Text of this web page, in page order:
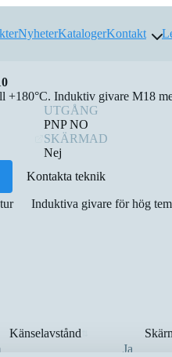
NyheterKatalogerKontakt
+180°C. Induktiv givare M18
UTGÅNG
PNP NO
SKÄRMAD
Nej
Kontakta teknik
Induktiva givare för hög
Känselavstånd
Ja